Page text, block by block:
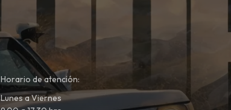
Horario de atención:
Lunes a Viernes